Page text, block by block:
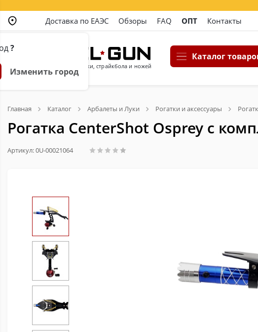
?
Изменить город
Доставка по ЕАЭС Обзоры FAQ ОПТ Контакты
Магазин пневматики, страйкбола и ножей
Каталог
Главная Каталог Арбалеты и Луки Рогатки и аксессуары
Рогатка CenterShot Osprey с
Артикул: 0U-00021064